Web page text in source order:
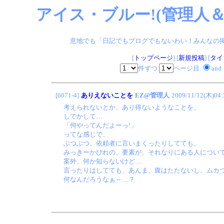
アイス・ブルー!(管理人
意地でも「日記でもブログでもないわい！みんなの
[トップページ] [新規投稿] [タ
件ずつ
ページ目 and
[6071-4] ありえないことを EZ@管理人 2009/11/12(木
考えられないとか、あり得ないようなことを、
しでかして…
「何やってんだよーっ!」
ってな感じで、
ぶつぶつ、依頼者に言いまくったりしてても、
みっきーかびれの、要素が、それなりにある人につい
案外、何か知らないけど…
言ったりはしてても、あんま、腹はたたないし、ムカ
何なんだろうなぁ～…？